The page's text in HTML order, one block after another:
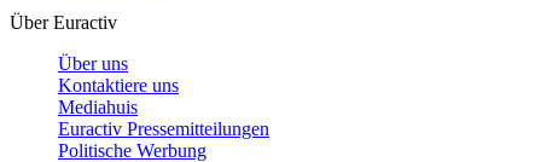
Über Euractiv
Über uns
Kontaktiere uns
Mediahuis
Euractiv Pressemitteilungen
Politische Werbung